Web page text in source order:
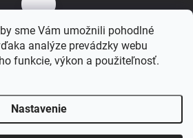
sme Vám umožnili pohodlné
analýze prevádzky webu
funkcie, výkon a použiteľnosť.
Nastavenie
Svet Kúziel . Všetky práva vyhradené.